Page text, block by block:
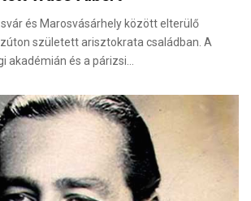
és Marosvásárhely között elterülő
született arisztokrata családban. A
akadémián és a párizsi…